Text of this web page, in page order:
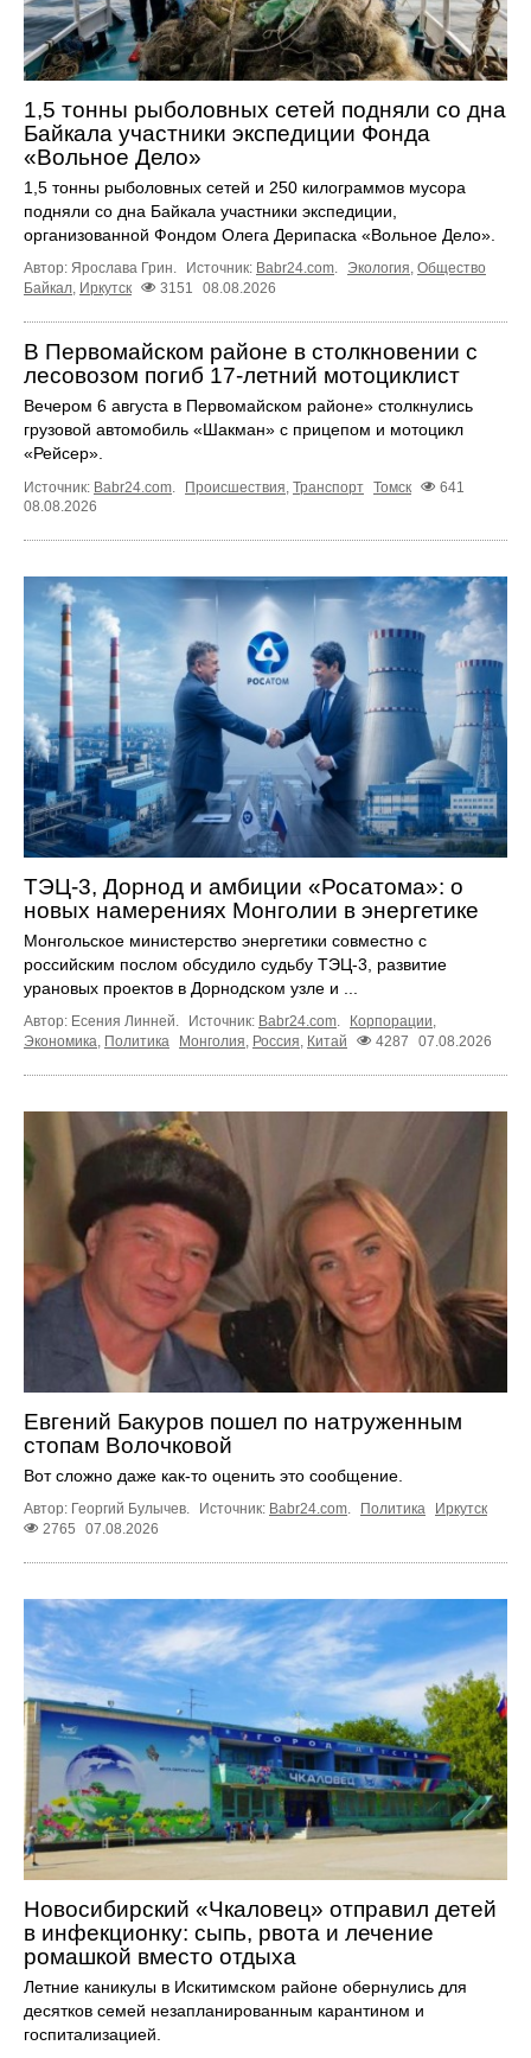
1,5 тонны рыболовных сетей подняли со дна
Байкала участники экспедиции Фонда
«Вольное Дело»
1,5 тонны рыболовных сетей и 250 килограммов мусора
подняли со дна Байкала участники экспедиции,
организованной Фондом Олега Дерипаска «Вольное Дело».
Автор: Ярослава Грин. Источник: Babr24.com. Экология, Общество
Байкал, Иркутск 3151 08.08.2026
В Первомайском районе в столкновении с
лесовозом погиб 17-летний мотоциклист
Вечером 6 августа в Первомайском районе» столкнулись
грузовой автомобиль «Шакман» с прицепом и мотоцикл
«Рейсер».
Источник: Babr24.com. Происшествия, Транспорт Томск
641
08.08.2026
ТЭЦ-3, Дорнод и амбиции «Росатома»: о
новых намерениях Монголии в энергетике
Монгольское министерство энергетики совместно с
российским послом обсудило судьбу ТЭЦ‑3, развитие
урановых проектов в Дорнодском узле и ...
Автор: Есения Линней. Источник: Babr24.com. Корпорации,
Экономика, Политика Монголия, Россия, Китай 4287 07.08.2026
Евгений Бакуров пошел по натруженным
стопам Волочковой
Вот сложно даже как-то оценить это сообщение.
Автор: Георгий Булычев. Источник: Babr24.com Политика
Иркутск
2765
07.08.2026
Новосибирский «Чкаловец» отправил детей
в инфекционку: сыпь, рвота и лечение
ромашкой вместо отдыха
Летние каникулы в Искитимском районе обернулись для
десятков семей незапланированным карантином и
госпитализацией.